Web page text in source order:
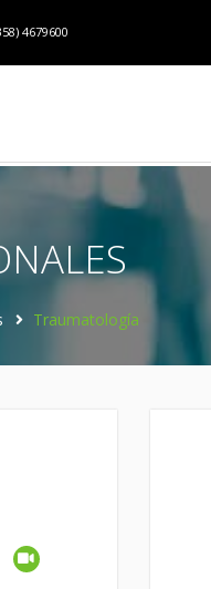
4679600
Traumatología